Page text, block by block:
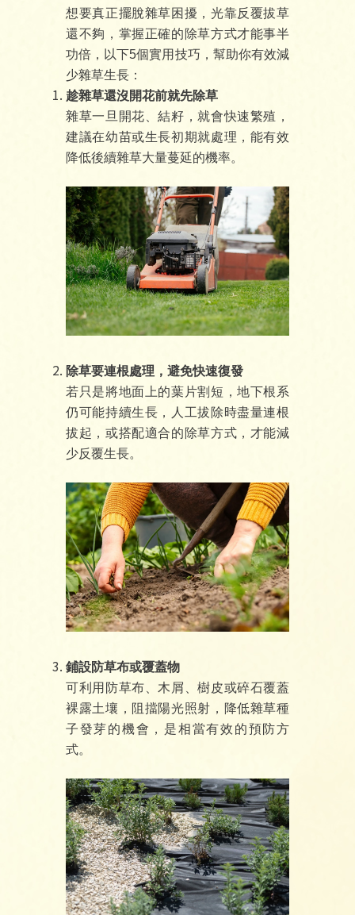
想要真正擺脫雜草困擾，光靠反覆拔草
還不夠，掌握正確的除草方式才能事半
功倍，以下5個實用技巧，幫助你有效減
少雜草生長：
趁雜草還沒開花前就先除草
雜草一旦開花、結籽，就會快速繁殖，
建議在幼苗或生長初期就處理，能有效
降低後續雜草大量蔓延的機率。
除草要連根處理，避免快速復發
若只是將地面上的葉片割短，地下根系
仍可能持續生長，人工拔除時盡量連根
拔起，或搭配適合的除草方式，才能減
少反覆生長。
鋪設防草布或覆蓋物
可利用防草布、木屑、樹皮或碎石覆蓋
裸露土壤，阻擋陽光照射，降低雜草種
子發芽的機會，是相當有效的預防方
式。